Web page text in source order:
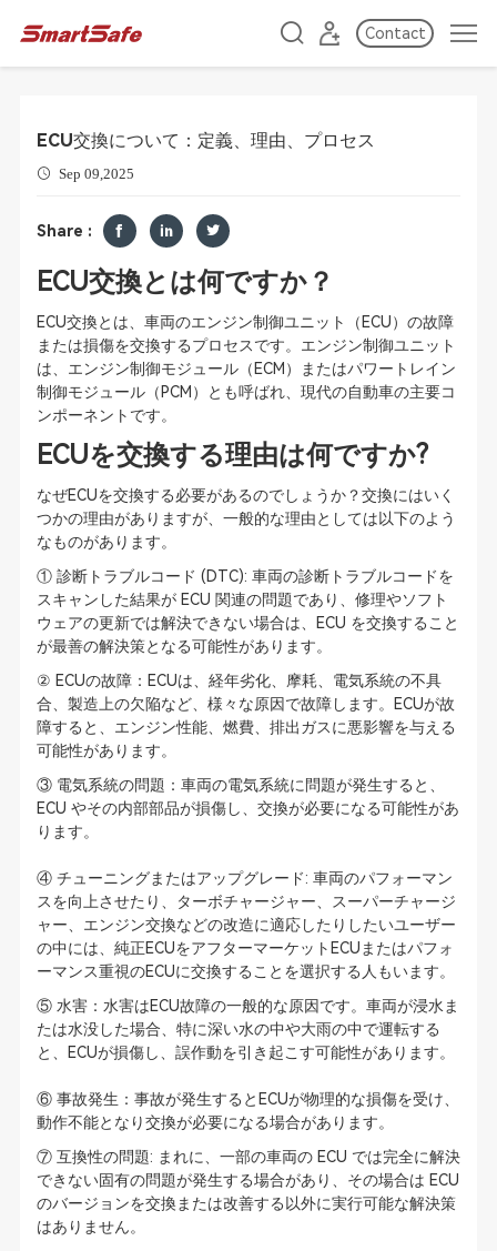
Contact
ECU交換について：定義、理由、プロセス
Sep 09,2025
Share :
ECU交換とは何ですか？
ECU交換とは、車両のエンジン制御ユニット（ECU）の故障
または損傷を交換するプロセスです。エンジン制御ユニット
は、エンジン制御モジュール（ECM）またはパワートレイン
制御モジュール（PCM）とも呼ばれ、現代の自動車の主要コ
ンポーネントです。
ECUを交換する理由は何ですか?
なぜECUを交換する必要があるのでしょうか？交換にはいく
つかの理由がありますが、一般的な理由としては以下のよう
なものがあります。
① 診断トラブルコード (DTC): 車両の診断トラブルコードを
スキャンした結果が ECU 関連の問題であり、修理やソフト
ウェアの更新では解決できない場合は、ECU を交換すること
が最善の解決策となる可能性があります。
② ECUの故障：ECUは、経年劣化、摩耗、電気系統の不具
合、製造上の欠陥など、様々な原因で故障します。ECUが故
障すると、エンジン性能、燃費、排出ガスに悪影響を与える
可能性があります。
③ 電気系統の問題：車両の電気系統に問題が発生すると、
ECU やその内部部品が損傷し、交換が必要になる可能性があ
ります。
④ チューニングまたはアップグレード: 車両のパフォーマン
スを向上させたり、ターボチャージャー、スーパーチャージ
ャー、エンジン交換などの改造に適応したりしたいユーザー
の中には、純正ECUをアフターマーケットECUまたはパフォ
ーマンス重視のECUに交換することを選択する人もいます。
⑤ 水害：水害はECU故障の一般的な原因です。車両が浸水ま
たは水没した場合、特に深い水の中や大雨の中で運転する
と、ECUが損傷し、誤作動を引き起こす可能性があります。
⑥ 事故発生：事故が発生するとECUが物理的な損傷を受け、
動作不能となり交換が必要になる場合があります。
⑦ 互換性の問題: まれに、一部の車両の ECU では完全に解決
できない固有の問題が発生する場合があり、その場合は ECU
のバージョンを交換または改善する以外に実行可能な解決策
はありません。